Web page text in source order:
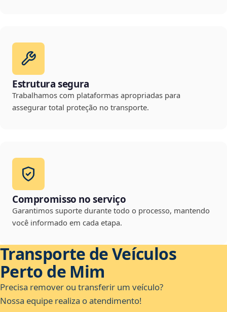
Estrutura segura
Trabalhamos com plataformas apropriadas para
assegurar total proteção no transporte.
Compromisso no serviço
Garantimos suporte durante todo o processo, mantendo
você informado em cada etapa.
Transporte de Veículos
Perto de Mim
Precisa remover ou transferir um veículo?
Nossa equipe realiza o atendimento!